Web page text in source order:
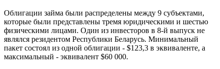
Облигации займа были распределены между 9 субъектами,
которые были представлены тремя юридическими и шестью
физическими лицами. Один из инвесторов в 8-й выпуск не
являлся резидентом Республики Беларусь. Минимальный
пакет состоял из одной облигации - $123,3 в эквиваленте, а
максимальный - эквивалент $60 000.